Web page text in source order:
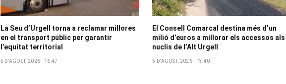
La Seu d’Urgell torna a reclamar millores
en el transport públic per garantir
l’equitat territorial
5 D'AGOST, 2026 - 16:47
El Consell Comarcal destina més d’un
milió d’euros a millorar els accessos als
nuclis de l’Alt Urgell
5 D'AGOST, 2026 - 13:40